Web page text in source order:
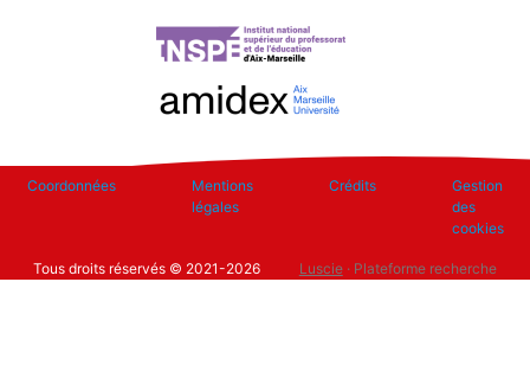
Coordonnées
Mentions
légales
Crédits
Gestion
des
cookies
Tous droits réservés © 2021-2026 Luscie· Plateforme recherche